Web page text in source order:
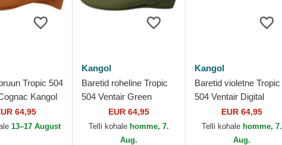
Tropic 504
Kangol
64,95
13–17 August
Kangol
Baretid roheline Tropic
504 Ventair Green
EUR 64,95
Telli kohale homme, 7.
Aug.
Kangol
Baretid violetne Tropic
504 Ventair Digital
Lavender Kangol
EUR 64,95
Telli kohale homme, 7.
Aug.